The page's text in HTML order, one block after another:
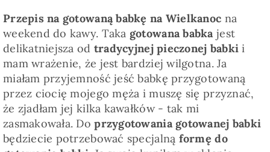
Przepis na gotowaną babkę na Wielkanoc na
weekend do kawy. Taka gotowana babkajest
delikatniejsza od tradycyjnej pieczonej babki i
mam wrażenie, że jest bardziej wilgotna. Ja
miałam przyjemność jeść babkę przygotowaną
przez ciocię mojego męża i muszę się przyznać,
że zjadłam jej kilka kawałków - tak mi
zasmakowała. Doprzygotowania gotowanej babki
będziecie potrzebować specjalną formę do